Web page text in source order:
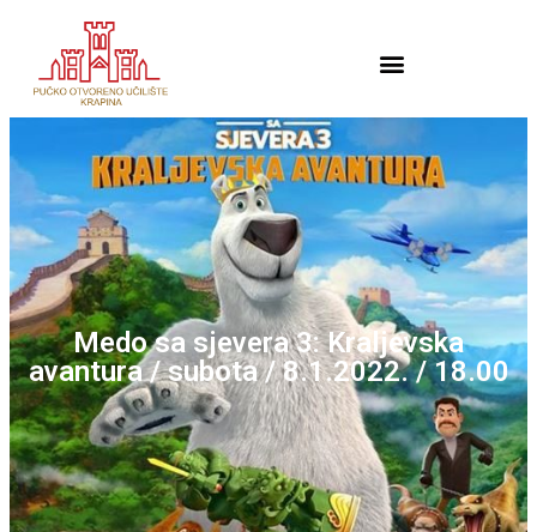
Medo sa sjevera 3: Kraljevska
avantura / subota / 8.1.2022. / 18.00